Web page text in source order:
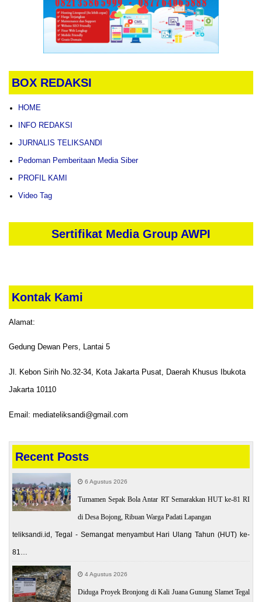
BOX REDAKSI
HOME
INFO REDAKSI
JURNALIS TELIKSANDI
Pedoman Pemberitaan Media Siber
PROFIL KAMI
Video Tag
Sertifikat Media Group AWPI
Kontak Kami
Alamat:
Gedung Dewan Pers, Lantai 5
Jl. Kebon Sirih No.32-34, Kota Jakarta Pusat, Daerah Khusus Ibukota
Jakarta 10110
Email: mediateliksandi@gmail.com
Recent Posts
6 Agustus 2026
Turnamen Sepak Bola Antar RT Semarakkan HUT ke-81 RI
di Desa Bojong, Ribuan Warga Padati Lapangan
teliksandi.id, Tegal - Semangat menyambut Hari Ulang Tahun (HUT) ke-
81…
4 Agustus 2026
Diduga Proyek Bronjong di Kali Juana Gunung Slamet Tegal